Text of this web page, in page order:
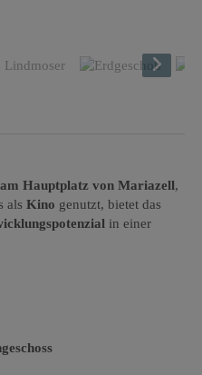
Hauptplatz von Mariazell,
als Kino genutzt, bietet das
in einer